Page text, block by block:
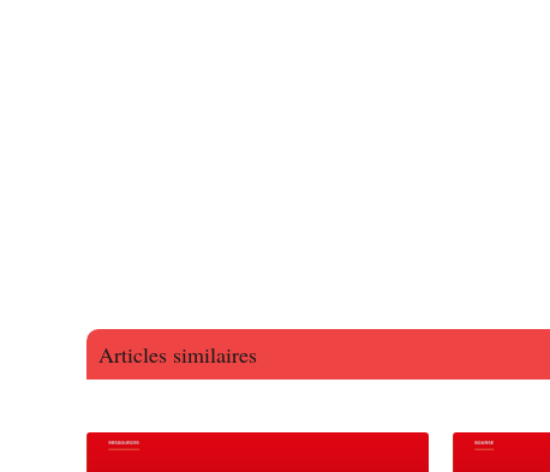
Articles similaires